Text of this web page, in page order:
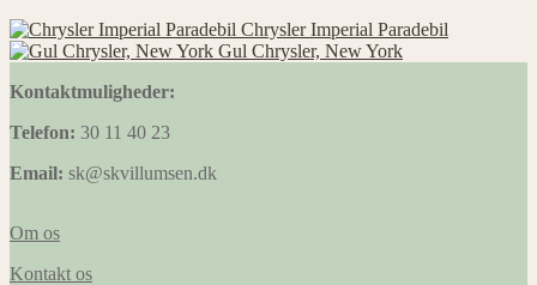
Chrysler Imperial Paradebil
Gul Chrysler, New York
Kontaktmuligheder:
Telefon: 30 11 40 23
Email: sk@skvillumsen.dk
Om os
Kontakt os